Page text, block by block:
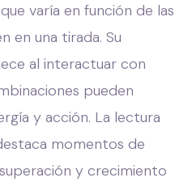
varía en función de las
en una tirada. Su
al interactuar con
pueden
y acción. La lectura
momentos de
y crecimiento